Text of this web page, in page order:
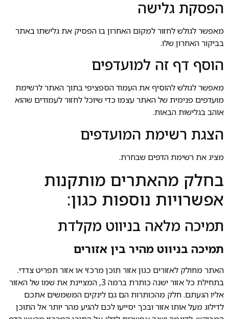
הפסקת גלישה
מאפשר לגולש לחזור למקום האחרון בו הפסיק את גלישתו באתר
בביקור האחרון שלו.
הוסף דף זה למועדפים
מאפשר לגולש להוסיף את העמוד הספציפי בתוך האתר לרשימת
מועדפים פנימית של האתר עצמו כדי שיוכל לחזור לעמודים שהוא
אוהב בגלישות הבאות.
הצגת רשימת המועדפים
מציג את רשימת הדפים שבחרת.
בחלק מהאתרים מותקנות
אפשרויות נוספות כגון:
תמיכה מלאה בניווט מקלדת
תמיכה בניווט מהיר בין אזורים
האתר מחולק לאזורים כגון אזור תוכן מרכזי או אזור תפריט צדדי.
בתחילת כל אזור ישנה כותרת ברמה 3, המציינת את שמו של האזור
אליו הגעתם. חלק מהכותרות הם גם לינקים המשמשים אתכם
לדילוג מעל אותו אזור ובכך יסייעו לכם להגיע מהר יותר אל התוכן